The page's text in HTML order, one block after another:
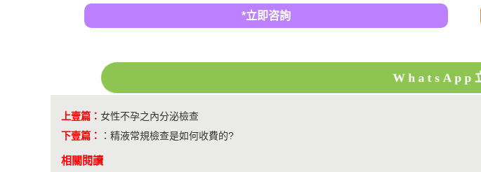
*立即咨詢
WhatsApp
上壹篇： 女性不孕之內分泌檢查
下壹篇：
： 精液常規檢查是如何收費的?
相關閱讀